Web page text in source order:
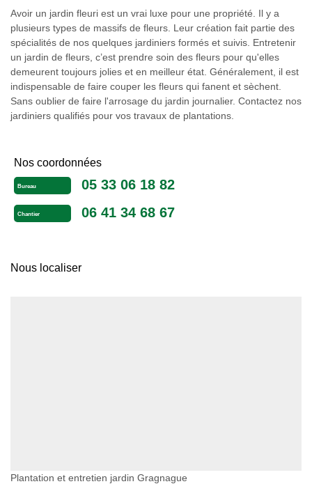
Avoir un jardin fleuri est un vrai luxe pour une propriété. Il y a
plusieurs types de massifs de fleurs. Leur création fait partie des
spécialités de nos quelques jardiniers formés et suivis. Entretenir
un jardin de fleurs, c’est prendre soin des fleurs pour qu'elles
demeurent toujours jolies et en meilleur état. Généralement, il est
indispensable de faire couper les fleurs qui fanent et sèchent.
Sans oublier de faire l'arrosage du jardin journalier. Contactez nos
jardiniers qualifiés pour vos travaux de plantations.
Nos coordonnées
Bureau 05 33 06 18 82
Chantier 06 41 34 68 67
Nous localiser
Plantation et entretien jardin Gragnague